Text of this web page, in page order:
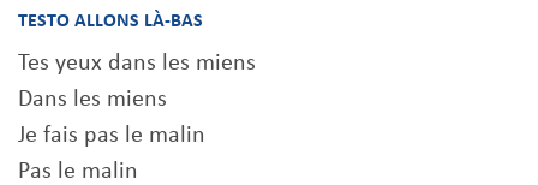
TESTO ALLONS LÀ-BAS
Tes yeux dans les miens
Dans les miens
Je fais pas le malin
Pas le malin